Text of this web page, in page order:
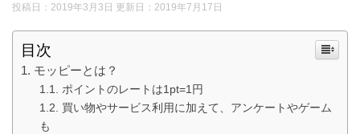
投稿日：2019年3月3日 更新日： 2019年7月17日
目次
モッピーとは？
ポイントのレートは1pt=1円
買い物やサービス利用に加えて、アンケートやゲーム
も